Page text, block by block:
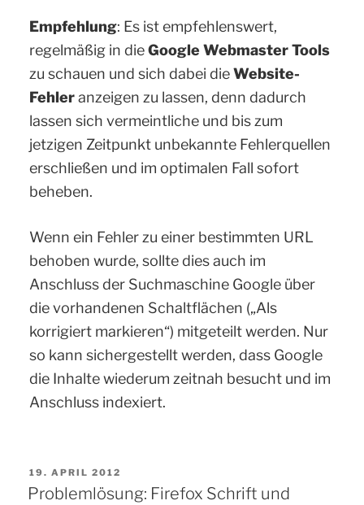
Empfehlung: Es ist empfehlenswert,
regelmäßig in dieGoogle Webmaster Tools
zu schauen und sich dabei dieWebsite-
Fehleranzeigen zu lassen, denn dadurch
lassen sich vermeintliche und bis zum
jetzigen Zeitpunkt unbekannte Fehlerquellen
erschließen und im optimalen Fall sofort
beheben.
Wenn ein Fehler zu einer bestimmten URL
behoben wurde, sollte dies auch im
Anschluss der Suchmaschine Google über
die vorhandenen Schaltflächen („Als
korrigiert markieren“) mitgeteilt werden. Nur
so kann sichergestellt werden, dass Google
die Inhalte wiederum zeitnah besucht und im
Anschluss indexiert.
VERÖFFENTLICHT
AM
19. APRIL 2012
Problemlösung: Firefox Schrift und